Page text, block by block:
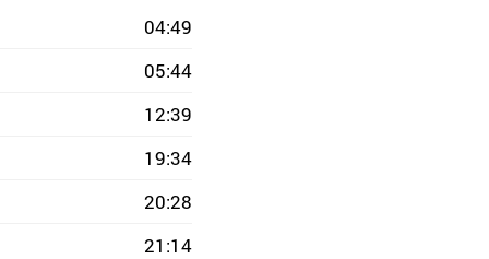
04:49
05:44
12:39
19:34
20:28
21:14